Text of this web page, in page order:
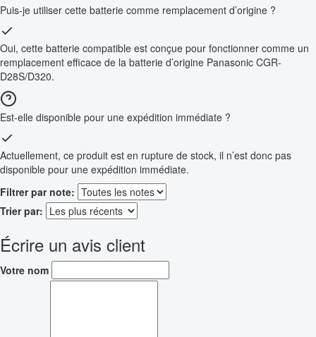
Puis-je utiliser cette batterie comme remplacement d’origine ?
Oui, cette batterie compatible est conçue pour fonctionner comme un
remplacement efficace de la batterie d’origine Panasonic CGR-
D28S/D320.
Est-elle disponible pour une expédition immédiate ?
Actuellement, ce produit est en rupture de stock, il n’est donc pas
disponible pour une expédition immédiate.
Filtrer par note:
Trier par:
Écrire un avis client
Votre nom